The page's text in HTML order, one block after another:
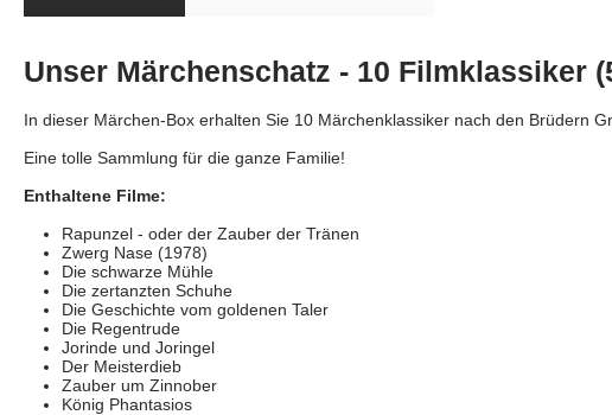
Unser Märchenschatz - 10 Filmklassiker
In dieser Märchen-Box erhalten Sie 10 Märchenklassiker nach den Brüdern
Eine tolle Sammlung für die ganze Familie!
Enthaltene Filme:
Rapunzel - oder der Zauber der Tränen
Zwerg Nase (1978)
Die schwarze Mühle
Die zertanzten Schuhe
Die Geschichte vom goldenen Taler
Die Regentrude
Jorinde und Joringel
Der Meisterdieb
Zauber um Zinnober
König Phantasios